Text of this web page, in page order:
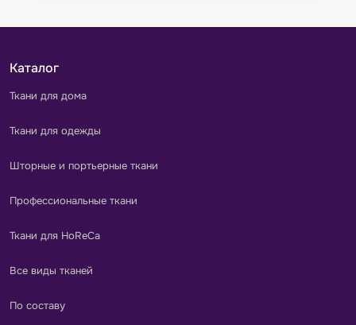
Каталог
Ткани для дома
Ткани для одежды
Шторные и портьерные ткани
Профессиональные ткани
Ткани для HoReCa
Все виды тканей
По составу